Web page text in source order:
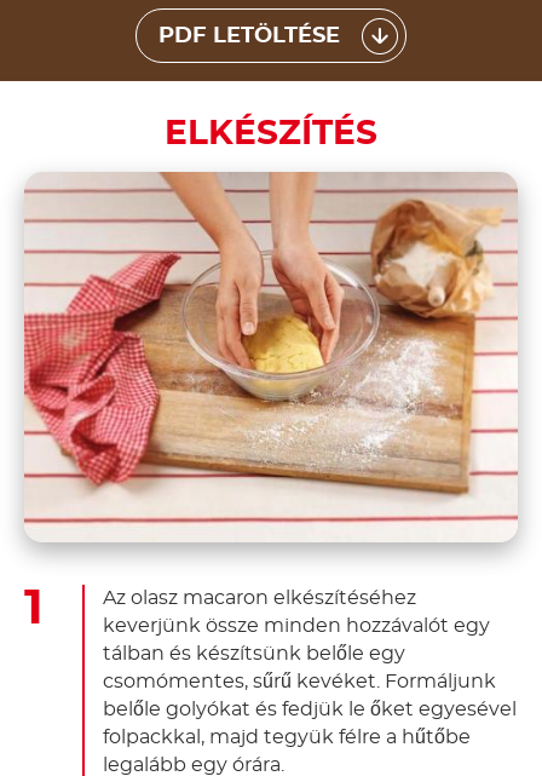
PDF LETÖLTÉSE
ELKÉSZÍTÉS
Az olasz macaron elkészítéséhez
keverjünk össze minden hozzávalót egy
tálban és készítsünk belőle egy
csomómentes, sűrű kevéket. Formáljunk
belőle golyókat és fedjük le őket egyesével
folpackkal, majd tegyük félre a hűtőbe
legalább egy órára.